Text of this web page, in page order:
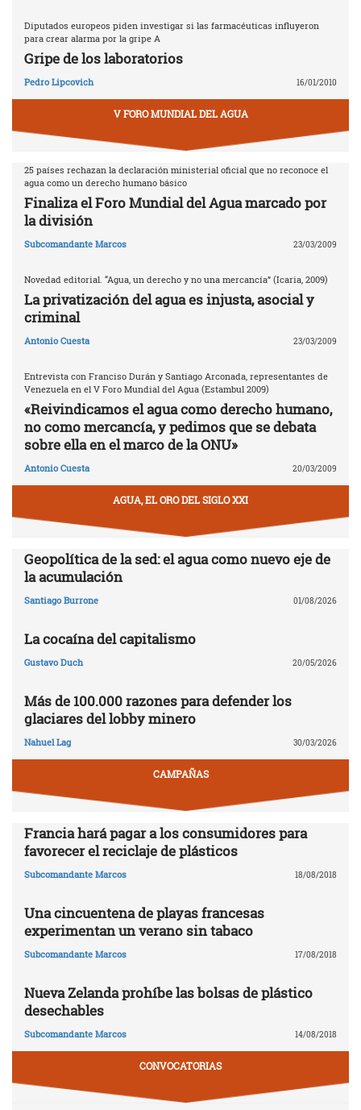
Diputados europeos piden investigar si las farmacéuticas influyeron
para crear alarma por la gripe A
Gripe de los laboratorios
Pedro Lipcovich 16/01/2010
V FORO MUNDIAL DEL AGUA
25 países rechazan la declaración ministerial oficial que no reconoce el
agua como un derecho humano básico
Finaliza el Foro Mundial del Agua marcado por
la división
Subcomandante Marcos 23/03/2009
Novedad editorial. “Agua, un derecho y no una mercancía” (Icaria, 2009)
La privatización del agua es injusta, asocial y
criminal
Antonio Cuesta 23/03/2009
Entrevista con Franciso Durán y Santiago Arconada, representantes de
Venezuela en el V Foro Mundial del Agua (Estambul 2009)
«Reivindicamos el agua como derecho humano,
no como mercancía, y pedimos que se debata
sobre ella en el marco de la ONU»
Antonio Cuesta 20/03/2009
AGUA, EL ORO DEL SIGLO XXI
Geopolítica de la sed: el agua como nuevo eje de
la acumulación
Santiago Burrone 01/08/2026
La cocaína del capitalismo
Gustavo Duch 20/05/2026
Más de 100.000 razones para defender los
glaciares del lobby minero
Nahuel Lag 30/03/2026
CAMPAÑAS
Francia hará pagar a los consumidores para
favorecer el reciclaje de plásticos
Subcomandante Marcos 18/08/2018
Una cincuentena de playas francesas
experimentan un verano sin tabaco
Subcomandante Marcos 17/08/2018
Nueva Zelanda prohíbe las bolsas de plástico
desechables
Subcomandante Marcos 14/08/2018
CONVOCATORIAS